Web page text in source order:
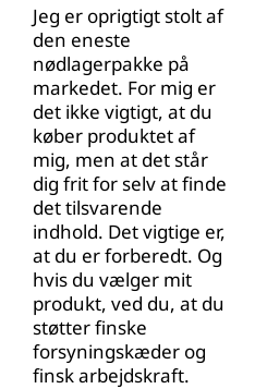
Jeg er oprigtigt stolt af
den eneste
nødlagerpakke på
markedet. For mig er
det ikke vigtigt, at du
køber produktet af
mig, men at det står
dig frit for selv at finde
det tilsvarende
indhold. Det vigtige er,
at du er forberedt. Og
hvis du vælger mit
produkt, ved du, at du
støtter finske
forsyningskæder og
finsk arbejdskraft.